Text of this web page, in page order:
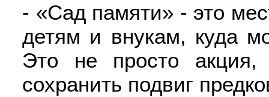
- «Сад памяти» - это
детям и внукам, куда
Это не просто акция,
сохранить подвиг